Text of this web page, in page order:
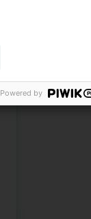
Powered by